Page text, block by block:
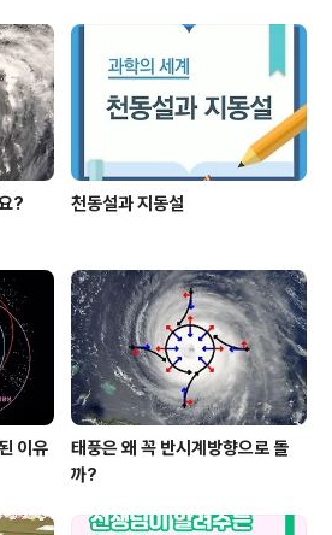
? 천동설과 지동설
이유
태풍은 왜 꼭 반시계방향으로 돌
까?